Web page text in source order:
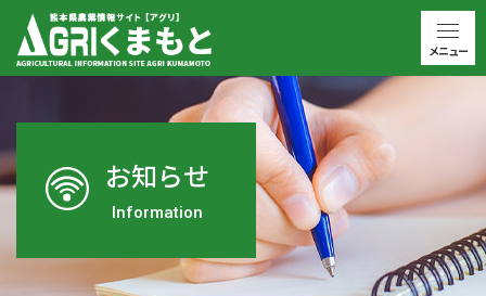
お知らせ
Information
メニュー